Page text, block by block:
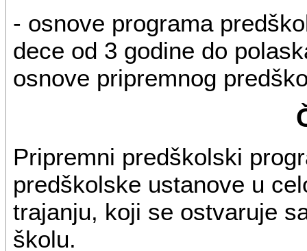
- osnove programa
dece od 3 godine do
osnove pripremnog
Pripremni predškolski
predškolske ustanove u
trajanju, koji se ostvaruje
školu.